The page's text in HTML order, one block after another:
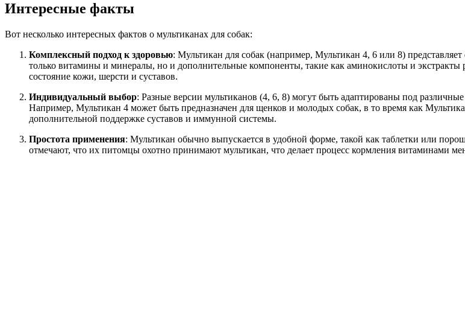
Интересные факты
Вот несколько интересных фактов о мультиканах для собак:
Комплексный подход к здоровью: Мультикан для собак (например, Мультикан 4, 6 или 8)
только витамины и минералы, но и дополнительные компоненты, такие как аминокислоты и экстракты
состояние кожи, шерсти и суставов.
Индивидуальный выбор: Разные версии мультиканов (4, 6, 8) могут быть адаптированы под
Например, Мультикан 4 может быть предназначен для щенков и молодых собак, в то время как
дополнительной поддержке суставов и иммунной системы.
Простота применения: Мультикан обычно выпускается в удобной форме, такой как таблетки или
отмечают, что их питомцы охотно принимают мультикан, что делает процесс кормления витаминами